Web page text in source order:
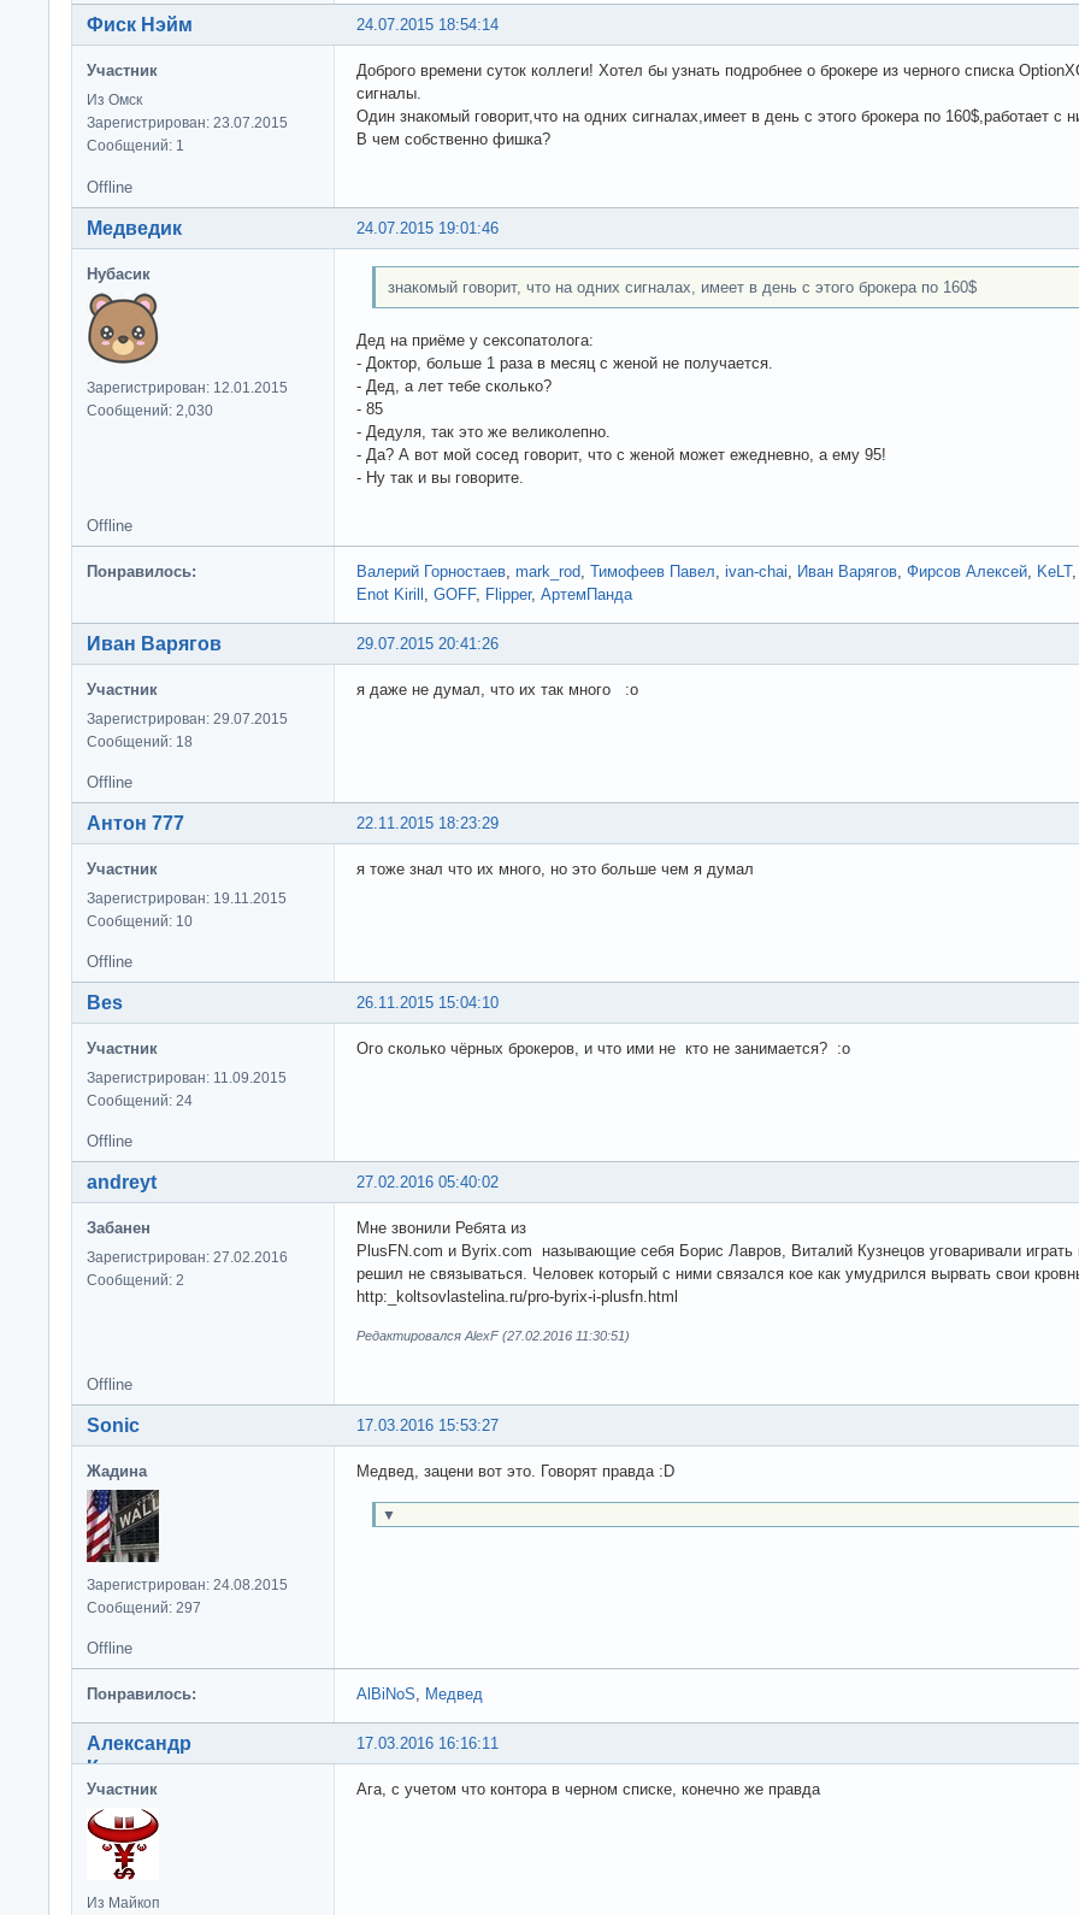
24.07.2015 18:54:14
Фиск Нэйм
Участник
Из Омск
Зарегистрирован: 23.07.2015
Сообщений: 1
Доброго времени суток коллеги! Хотел бы узнать подробнее о брокере из черного списка
сигналы.
Один знакомый говорит,что на одних сигналах,имеет в день с этого брокера по 160$,работает
В чем собственно фишка?
Offline
24.07.2015 19:01:46
Медведик
Нубасик
Зарегистрирован: 12.01.2015
Сообщений: 2,030
знакомый говорит, что на одних сигналах, имеет в день с этого брокера по 160$
Дед на приёме у сексопатолога:
- Доктор, больше 1 раза в месяц с женой не получается.
- Дед, а лет тебе сколько?
- 85
- Дедуля, так это же великолепно.
- Да? А вот мой сосед говорит, что с женой может ежедневно, а ему 95!
- Ну так и вы говорите.
Offline
Понравилось: Валерий Горностаев mark_rod Тимофеев Павел ivan-chai Иван Варягов Фирсов Алексей KeLT,
Enot Kirill
GOFF, Flipper, АртемПанда
29.07.2015 20:41:26
Иван Варягов
Участник
Зарегистрирован: 29.07.2015
Сообщений: 18
я даже не думал, что их так много :o
Offline
22.11.2015 18:23:29
Антон 777
Участник
Зарегистрирован: 19.11.2015
Сообщений: 10
я тоже знал что их много, но это больше чем я думал
Offline
26.11.2015 15:04:10
Bes
Участник
Зарегистрирован: 11.09.2015
Сообщений: 24
Ого сколько чёрных брокеров, и что ими не кто не занимается? :o
Offline
27.02.2016 05:40:02
andreyt
Забанен
Зарегистрирован: 27.02.2016
Сообщений: 2
Мне звонили Ребята из
PlusFN.com и Byrix.com называющие себя Борис Лавров, Виталий Кузнецов уговаривали
решил не связываться. Человек который с ними связался кое как умудрился вырвать свои
http:_koltsovlastelina.ru/pro-byrix-i-plusfn.html
Редактировался AlexF (27.02.2016 11:30:51)
Offline
17.03.2016 15:53:27
Sonic
Жадина
Зарегистрирован: 24.08.2015
Сообщений: 297
Медвед, зацени вот это. Говорят правда :D
▼
Offline
Понравилось: AlBiNoS Медвед
17.03.2016 16:16:11
Александр
Константинович
Участник
Из Майкоп
Ага, с учетом что контора в черном списке, конечно же правда